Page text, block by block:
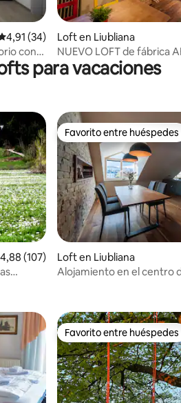
promedio: 4,91 de 5. 34
4,91 (34)
con
Loft en Liubliana
NUEVO LOFT de fábrica
m2 (central y
para vacaciones
promedio: 4,88 de 5. 107
4,88 (107)
Favorito entre huéspedes
Favorito entre huéspedes
Loft en Liubliana
Alojamiento en el centro
Favorito entre huéspedes
Favorito entre huéspedes